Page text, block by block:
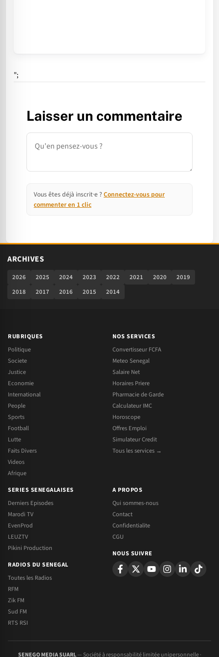
";
Laisser un commentaire
Commentaire
Vous êtes déjà inscrit·e ? Connectez-vous pour
commenter en 1 clic
ARCHIVES
2026 2025 2024 2023 2022 2021 2020
2019
2018
2017 2016 2015 2014
RUBRIQUES
Politique
Societe
Justice
Economie
International
People
Sports
Football
Lutte
Faits Divers
Videos
Afrique
NOS SERVICES
Convertisseur FCFA
Meteo Senegal
Salaire Net
Horaires Priere
Pharmacie de Garde
Calculateur IMC
Horoscope
Offres Emploi
Simulateur Credit
Tous les services →
SERIES SENEGALAISES
Derniers Episodes
Marodi TV
EvenProd
LEUZTV
Pikini Production
RADIOS DU SENEGAL
Toutes les Radios
RFM
Zik FM
Sud FM
RTS RSI
A PROPOS
Qui sommes-nous
Contact
Confidentialite
CGU
NOUS SUIVRE
SENEGO MEDIA SUARL— Société à responsabilité limitée unipersonnelle ·